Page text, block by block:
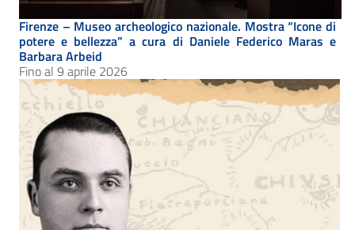
Firenze – Museo archeologico nazionale. Mostra “Icone di
potere e bellezza” a cura di Daniele Federico Maras e
Barbara Arbeid
Fino al 9 aprile 2026